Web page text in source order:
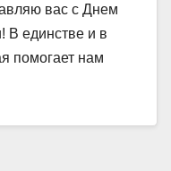
вас с Днем
В единстве и в
помогает нам